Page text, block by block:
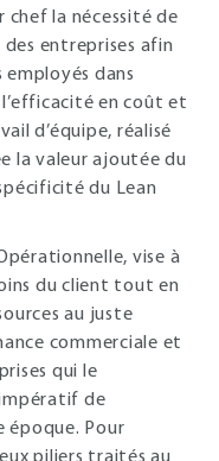
chef la nécessité de
entreprises afin
employés dans
en coût et
d’équipe, réalisé
la valeur ajoutée du
du Lean
vise à
du client tout en
au juste
commerciale et
qui le
de
époque. Pour